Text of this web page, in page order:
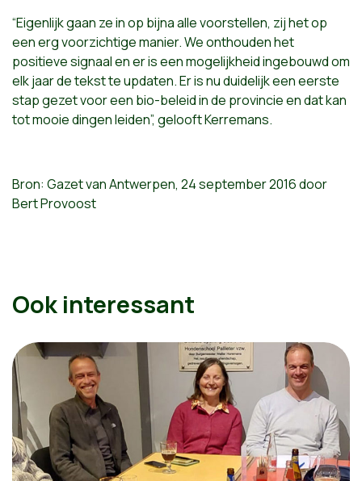
“Eigenlijk gaan ze in op bijna alle voorstellen, zij het op
een erg voorzichtige manier. We onthouden het
positieve signaal en er is een mogelijkheid ingebouwd om
elk jaar de tekst te updaten. Er is nu duidelijk een eerste
stap gezet voor een bio-beleid in de provincie en dat kan
tot mooie dingen leiden”, gelooft Kerremans.
Bron: Gazet van Antwerpen, 24 september 2016 door
Bert Provoost
Ook interessant